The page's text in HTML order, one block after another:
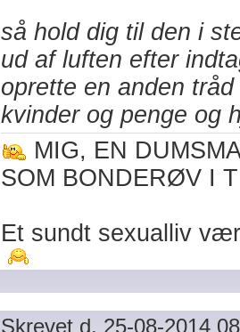
så hold dig til den i
ud af luften efter
oprette en anden
kvinder og penge og
MIG, EN
SOM BONDERØV I
Et sundt sexualliv
Skrevet d. 25-08-2014